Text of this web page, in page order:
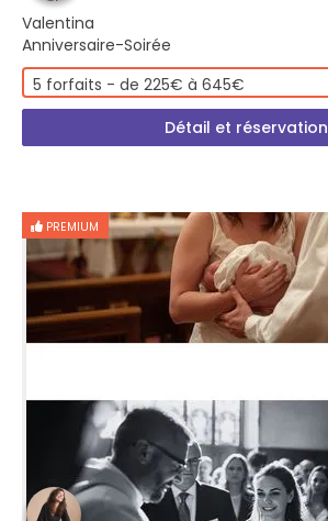
Valentina
Anniversaire-Soirée
5 forfaits - de 225€ à 645€
Détail et réservation
PREMIUM